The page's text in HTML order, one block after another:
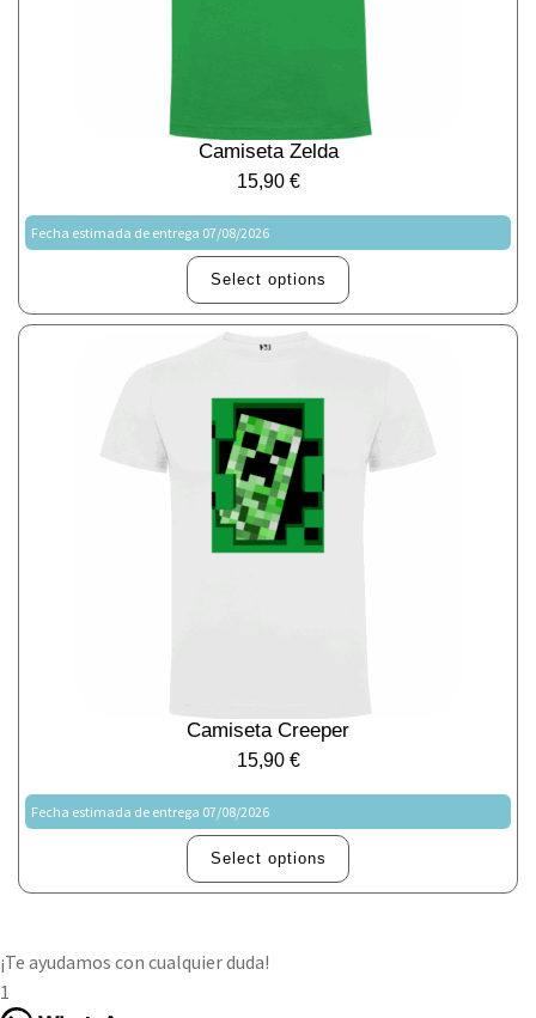
Camiseta Zelda
15,90 €
Fecha estimada de entrega 07/08/2026
Select options
Camiseta Creeper
15,90 €
Fecha estimada de entrega 07/08/2026
Select options
¡Te ayudamos con cualquier duda!
1